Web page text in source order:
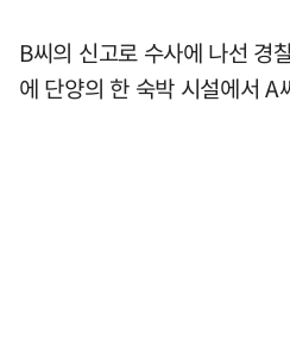
B씨의 신고로 수사에 나선 경
에 단양의 한 숙박 시설에서 A